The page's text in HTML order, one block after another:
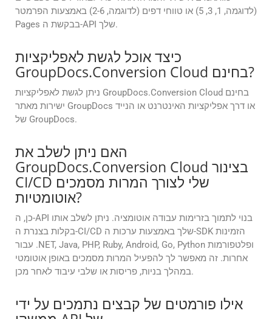
(לדוגמה, 1, 3, 5) או טווחי דפים (לדוגמה, 2-6) באמצעות הפרמטר
Pages בבקשת ה-API שלך.
כיצד אוכל לגשת לאפליקציות
GroupDocs.Conversion Cloud בחינם?
ניתן לגשת לאפליקציות GroupDocs.Conversion Cloud בחינם
ישירות מאתר GroupDocs או דרך אפליקציות האינטרנט או הנייד
של GroupDocs.
האם ניתן לשלב את
GroupDocs.Conversion Cloud בצינור
CI/CD שלי לצורך המרות מסמכים
אוטומטיות?
כן, ה-API בנוי לתמוך בזרימות עבודה אוטומציה. ניתן לשלב אותו
בקלות בצנרת ה-CI/CD שלך באמצעות ערכות ה-SDK הזמינות
עבור .NET, Java, PHP, Ruby, Android, Go, Python ופלטפורמות
אחרות. זה מאפשר לך להפעיל המרות מסמכים באופן אוטומטי
במהלך בניות, פריסות או שלבי עיבוד לאחר מכן.
אילו פורמטים של קבצים נתמכים על ידי